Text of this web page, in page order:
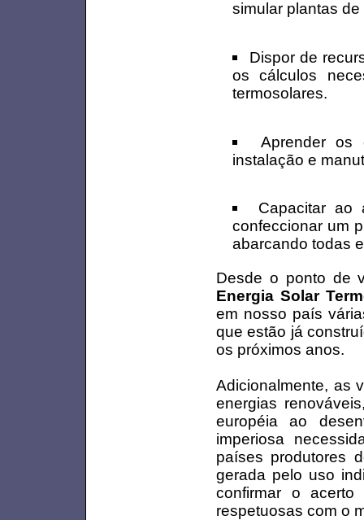
simular plantas
Dispor de
os cálculos
termosolares.
Aprender os
instalação e
Capacitar ao
confeccionar um
abarcando todas
Desde o ponto de
Energia Solar
em nosso país
que estão já
os próximos anos.
Adicionalmente, as
energias
européia ao
imperiosa
países produtores
gerada pelo uso
confirmar o
respetuosas com o